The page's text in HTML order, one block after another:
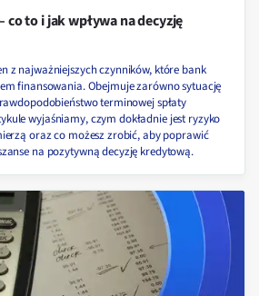
to i jak wpływa na decyzję
z najważniejszych czynników, które bank
finansowania. Obejmuje zarówno sytuację
terminowej spłaty
wyjaśniamy, czym dokładnie jest ryzyko
oraz co możesz zrobić, aby poprawić
na pozytywną decyzję kredytową.